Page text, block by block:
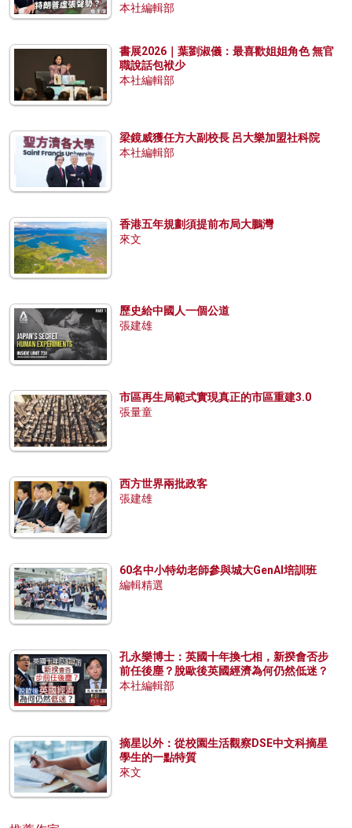
本社編輯部
書展2026｜葉劉淑儀：最喜歡姐姐角色 無官
職說話包袱少
本社編輯部
梁鏡威獲任方大副校長 呂大樂加盟社科院
本社編輯部
香港五年規劃須提前布局大鵬灣
來文
歷史給中國人一個公道
張建雄
市區再生局範式實現真正的市區重建3.0
張量童
西方世界兩批政客
張建雄
60名中小特幼老師參與城大GenAI培訓班
編輯精選
孔永樂博士：英國十年換七相，新揆會否步
前任後塵？脫歐後英國經濟為何仍然低迷？
本社編輯部
摘星以外：從校園生活觀察DSE中文科摘星
學生的一點特質
來文